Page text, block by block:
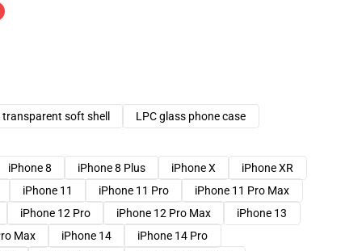
transparent soft shell
LPC glass phone case
iPhone 8 iPhone 8 Plus iPhone X
iPhone XR
iPhone 11 iPhone 11 Pro
iPhone 11 Pro Max
iPhone 12 Pro iPhone 12 Pro Max
iPhone 13
Max iPhone 14
iPhone 14 Pro